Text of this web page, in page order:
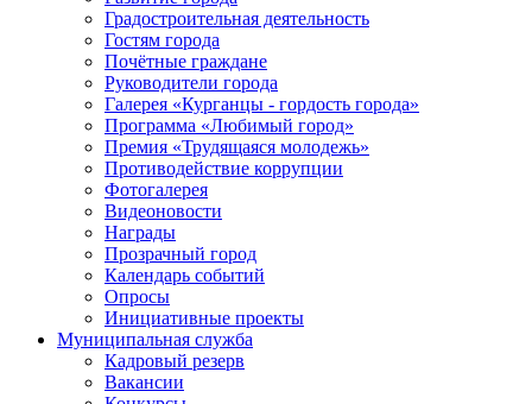
Градостроительная деятельность
Гостям города
Почётные граждане
Руководители города
Галерея «Курганцы - гордость города»
Программа «Любимый город»
Премия «Трудящаяся молодежь»
Противодействие коррупции
Фотогалерея
Видеоновости
Награды
Прозрачный город
Календарь событий
Опросы
Инициативные проекты
Муниципальная служба
Кадровый резерв
Вакансии